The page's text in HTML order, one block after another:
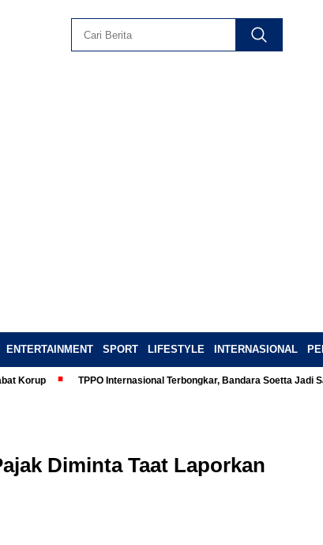
ENTERTAINMENT SPORT LIFESTYLE INTERNASIONAL
Korup TPPO Internasional Terbongkar, Bandara Soetta Jadi
Diminta Taat Laporkan